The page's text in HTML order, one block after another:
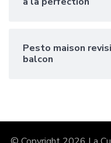
Pesto maison
balcon